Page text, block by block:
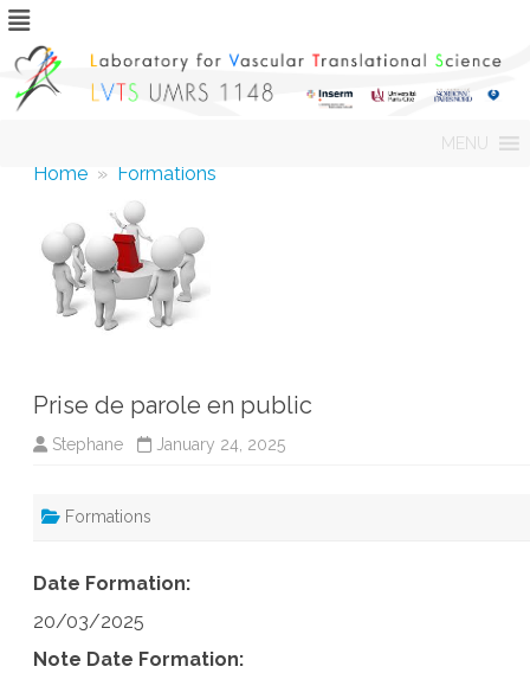
MENU
Home » Formations
Prise de parole en public
Stephane January 24, 2025
Formations
Date Formation:
20/03/2025
Note Date Formation: